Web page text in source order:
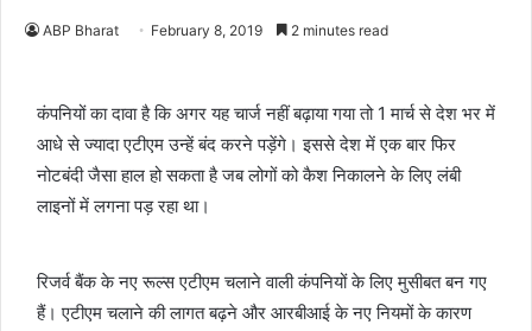
ABP Bharat February 8, 2019 2 minutes read
कंपनियों का दावा है कि अगर यह चार्ज नहीं बढ़ाया गया तो 1 मार्च से देश भर में
आधे से ज्यादा एटीएम उन्हें बंद करने पड़ेंगे। इससे देश में एक बार फिर
नोटबंदी जैसा हाल हो सकता है जब लोगों को कैश निकालने के लिए लंबी
लाइनों में लगना पड़ रहा था।
रिजर्व बैंक के नए रूल्स एटीएम चलाने वाली कंपनियों के लिए मुसीबत बन गए
हैं। एटीएम चलाने की लागत बढ़ने और आरबीआई के नए नियमों के कारण